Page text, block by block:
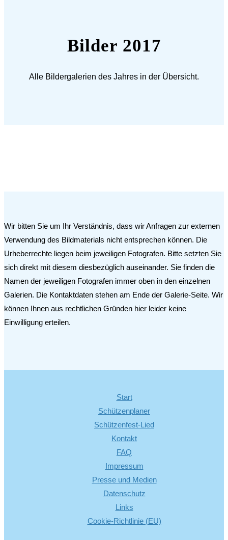
Bilder 2017
Alle Bildergalerien des Jahres in der Übersicht.
Wir bitten Sie um Ihr Verständnis, dass wir Anfragen zur externen
Verwendung des Bildmaterials nicht entsprechen können. Die
Urheberrechte liegen beim jeweiligen Fotografen. Bitte setzten Sie
sich direkt mit diesem diesbezüglich auseinander. Sie finden die
Namen der jeweiligen Fotografen immer oben in den einzelnen
Galerien. Die Kontaktdaten stehen am Ende der Galerie-Seite. Wir
können Ihnen aus rechtlichen Gründen hier leider keine
Einwilligung erteilen.
Start
Schützenplaner
Schützenfest-Lied
Kontakt
FAQ
Impressum
Presse und Medien
Datenschutz
Links
Cookie-Richtlinie (EU)